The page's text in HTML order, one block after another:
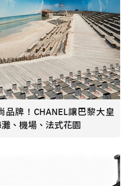
品牌！CHANEL讓巴黎大皇
、機場、法式花園